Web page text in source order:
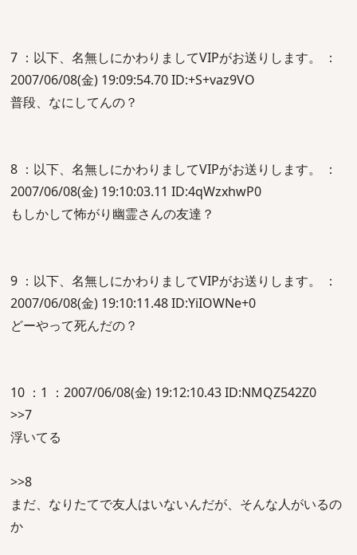
7 ：以下、名無しにかわりましてVIPがお送りします。 ：
2007/06/08(金) 19:09:54.70 ID:+S+vaz9VO
普段、なにしてんの？
8 ：以下、名無しにかわりましてVIPがお送りします。 ：
2007/06/08(金) 19:10:03.11 ID:4qWzxhwP0
もしかして怖がり幽霊さんの友達？
9 ：以下、名無しにかわりましてVIPがお送りします。 ：
2007/06/08(金) 19:10:11.48 ID:YiIOWNe+0
どーやって死んだの？
10 ：1 ：2007/06/08(金) 19:12:10.43 ID:NMQZ542Z0
>>7
浮いてる
>>8
まだ、なりたてで友人はいないんだが、そんな人がいるの
か